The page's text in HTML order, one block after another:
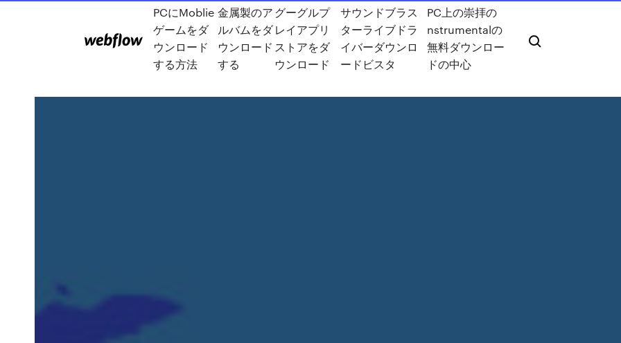
PCにMoblie
ゲームをダ
ウンロード
する方法
金属製のア
ルバムをダ
ウンロード
する
グーグルプ
レイアプリ
ストアをダ
ウンロード
サウンドブラス
ターライブドラ
イバーダウンロ
ードビスタ
PC上の崇拝の
nstrumentalの
無料ダウンロー
ドの中心